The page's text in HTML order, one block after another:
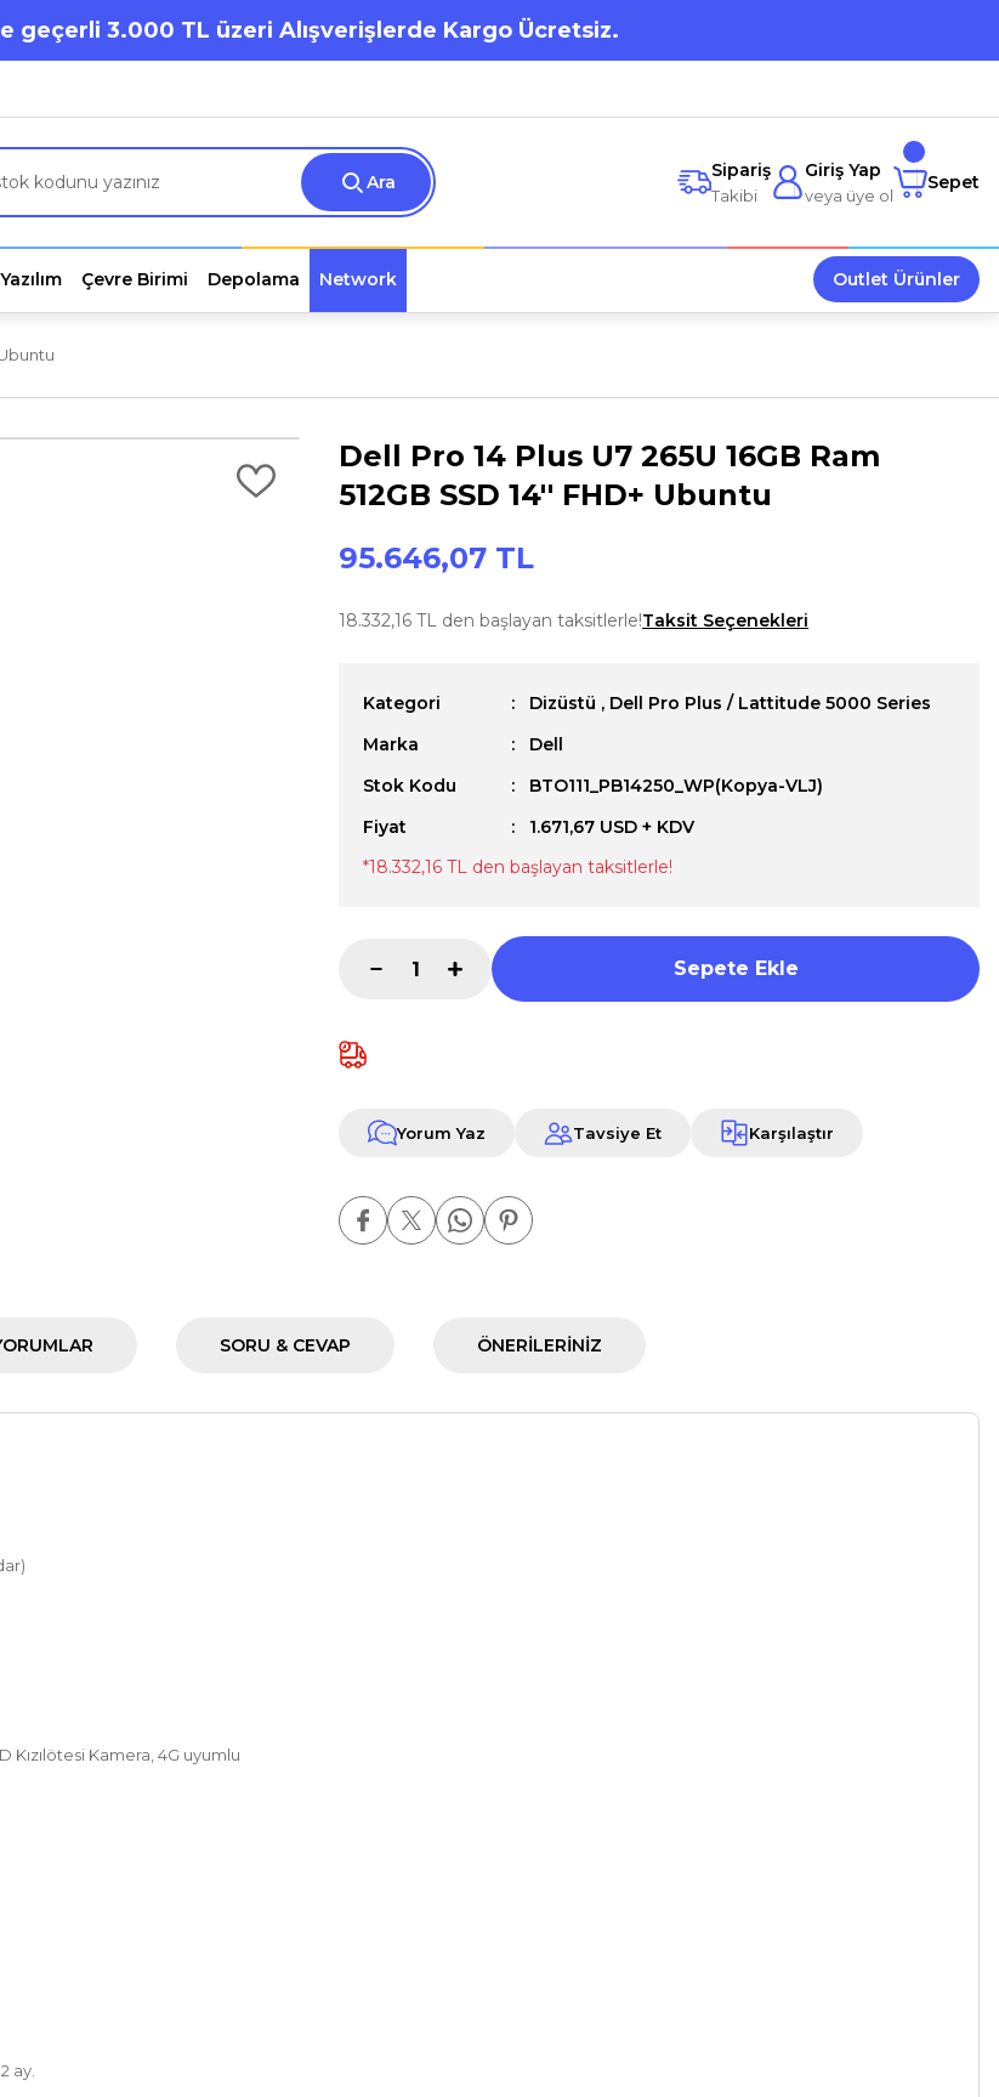
geçerli 3.000 TL üzeri Alışverişlerde Kargo Ücretsiz.
Ara
Sipariş
Takibi
Giriş Yap
veya üye ol
Sepet
Yazılım Çevre Birimi Depolama Network Outlet Ürünler
Dell Pro 14 Plus U7 265U 16GB Ram
512GB SSD 14'' FHD+ Ubuntu
95.646,07 TL
18.332,16 TL den başlayan taksitlerle!Taksit Seçenekleri
Kategori Dizüstü , Dell Pro Plus / Lattitude 5000 Series
Marka
Dell
Stok Kodu
BTO111_PB14250_WP(Kopya-VLJ)
Fiyat
1.671,67 USD + KDV
*18.332,16 TL den başlayan taksitlerle!
Sepete Ekle
Yorum Yaz Tavsiye Et Karşılaştır
SORU & CEVAP ÖNERILERINIZ
Kızılötesi Kamera, 4G uyumlu
ay.